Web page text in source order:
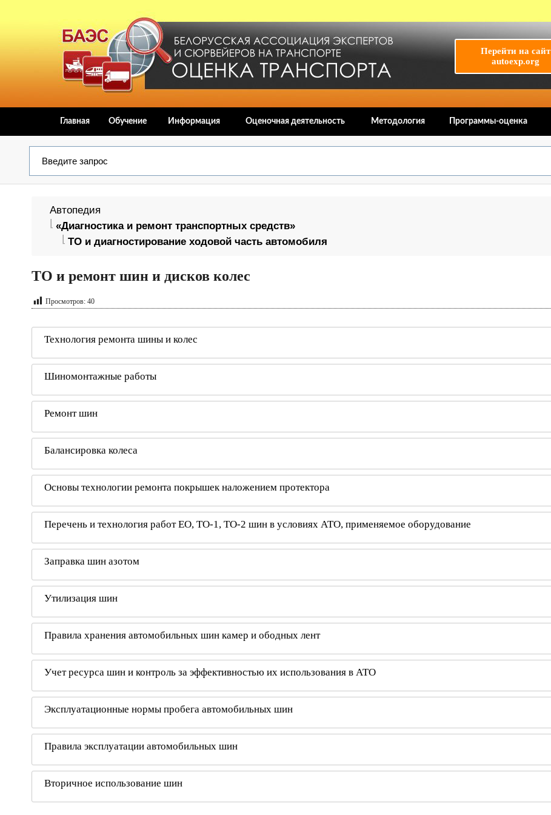
Перейти на сайт
autoexp.org
Главная Обучение Информация Оценочная деятельность Методология Программы-оценка
Автопедия
«Диагностика и ремонт транспортных средств»
ТО и диагностирование ходовой часть автомобиля
ТО и ремонт шин и дисков колес
Просмотров: 40
Технология ремонта шины и колес
Шиномонтажные работы
Ремонт шин
Балансировка колеса
Основы технологии ремонта покрышек наложением протектора
Перечень и технология работ ЕО, ТО-1, ТО-2 шин в условиях АТО, применяемое оборудование
Заправка шин азотом
Утилизация шин
Правила хранения автомобильных шин камер и ободных лент
Учет ресурса шин и контроль за эффективностью их использования в АТО
Эксплуатационные нормы пробега автомобильных шин
Правила эксплуатации автомобильных шин
Вторичное использование шин